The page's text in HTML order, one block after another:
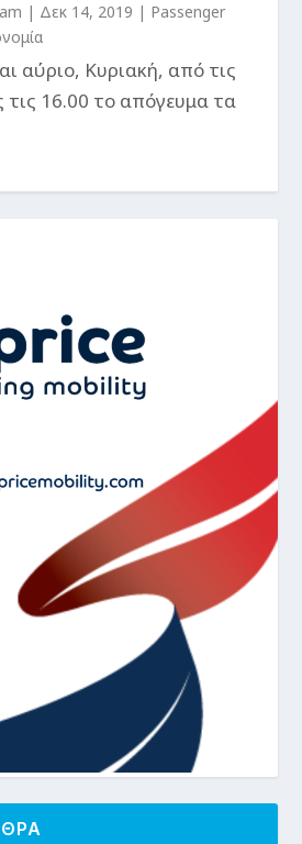
| Δεκ 14, 2019 | Passenger
αύριο, Κυριακή, από τις
τις 16.00 το απόγευμα τα